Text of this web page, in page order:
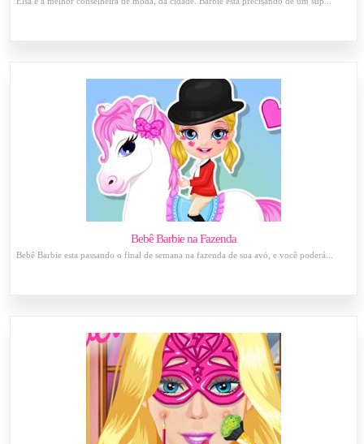
Bebê Barbie na Fazenda
Bebê Barbie esta passando o final de semana na fazenda de sua avó, e você poderá...